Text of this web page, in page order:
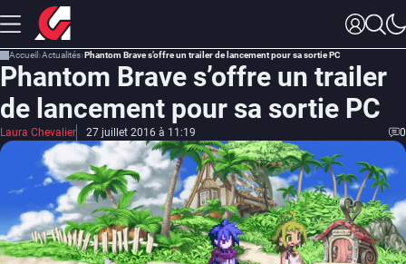
Accueil Actualités Phantom Brave s’offre un trailer de lancement pour sa sortie PC
Phantom Brave s’offre un trailer
de lancement pour sa sortie PC
Laura Chevalier 27 juillet 2016 à 11:19 0